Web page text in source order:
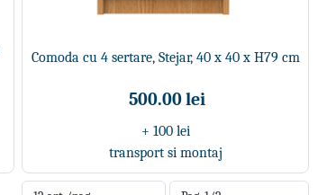
Comoda cu 4 sertare, Stejar, 40 x 40 x H79 cm
500.00 lei
+ 100 lei
transport si montaj